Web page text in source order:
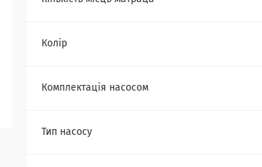
Колір
Комплектація насосом
Тип насосу